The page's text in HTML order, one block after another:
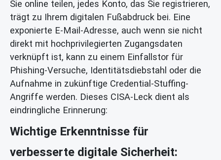
Sie online teilen, jedes Konto, das Sie registrieren,
trägt zu Ihrem digitalen Fußabdruck bei. Eine
exponierte E-Mail-Adresse, auch wenn sie nicht
direkt mit hochprivilegierten Zugangsdaten
verknüpft ist, kann zu einem Einfallstor für
Phishing-Versuche, Identitätsdiebstahl oder die
Aufnahme in zukünftige Credential-Stuffing-
Angriffe werden. Dieses CISA-Leck dient als
eindringliche Erinnerung:
Wichtige Erkenntnisse für
verbesserte digitale Sicherheit: